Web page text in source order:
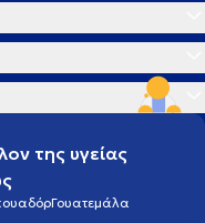
της υγείας
Γουατεμάλα